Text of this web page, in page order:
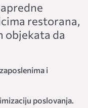
restorana,
objekata da
poslovanja.